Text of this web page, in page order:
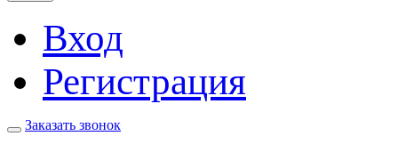
Вход
Регистрация
Заказать звонок